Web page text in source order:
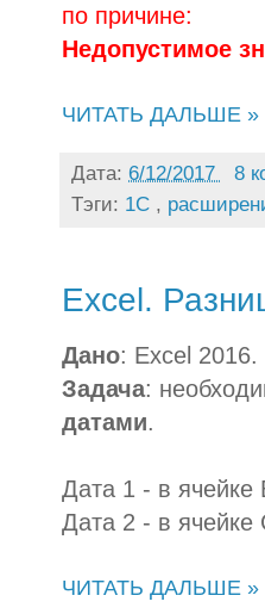
по причине:
Недопустимое
ЧИТАТЬ ДАЛЬШЕ »
Дата: 6/12/2017
8
Тэги: 1С ,
Excel.
Дано: Excel
Задача:
датами.
Дата 1 - в ячейке
Дата 2 - в ячейке
ЧИТАТЬ ДАЛЬШЕ »